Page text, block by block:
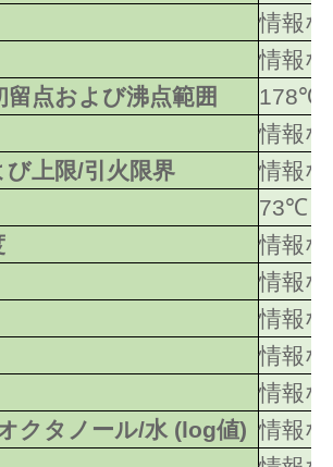
情報
情報
点および沸点範囲
178℃
情報
上限/引火限界
情報
73℃
情報
情報
情報
情報
情報
クタノール/水 (log値) 情報